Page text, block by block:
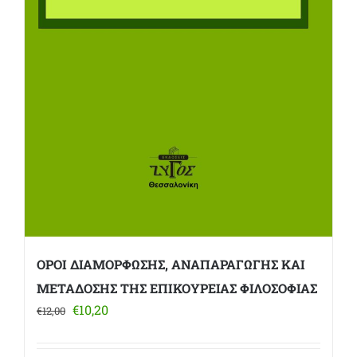
ΟΡΟΙ ΔΙΑΜΟΡΦΩΣΗΣ, ΑΝΑΠΑΡΑΓΩΓΗΣ ΚΑΙ
ΜΕΤΑΔΟΣΗΣ ΤΗΣ ΕΠΙΚΟΥΡΕΙΑΣ ΦΙΛΟΣΟΦΙΑΣ
€12,00 Original
€10,20Η